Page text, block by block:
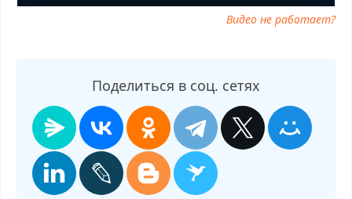
Видео не работает?
Поделиться в соц. сетях